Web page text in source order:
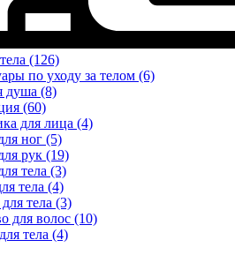
(126)
по уходу за телом (6)
душа (8)
(60)
для лица (4)
ног (5)
рук (19)
тела (3)
тела (4)
тела (3)
для волос (10)
тела (4)